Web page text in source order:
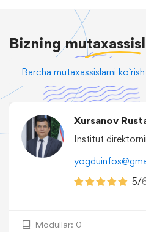
Bizning
Barcha mutaxassislarni
Xursanov
Institut
5/
Modullar: 0